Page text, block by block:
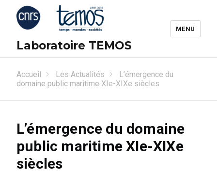
Laboratoire TEMOS
MENU
Accueil Les Actualités
L’émergence du
domaine public maritime XIe-XIXe siècles
L’émergence du domaine
public maritime XIe-XIXe
siècles